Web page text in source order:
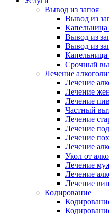
Вывод из запоя
Вывод из
Капельница
Вывод из
Вывод из
Капельница
Срочный
Лечение
Лечение
Лечение
Лечение
Частный
Лечение
Лечение
Лечение
Лечение
Укол от
Лечение
Лечение
Лечение
Кодирование